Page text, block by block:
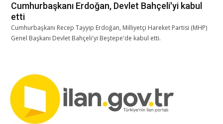
Cumhurbaşkanı Erdoğan, Devlet Bahçeli'yi kabul
etti
Cumhurbaşkanı Recep Tayyip Erdoğan, Milliyetçi Hareket Partisi (MHP)
Genel Başkanı Devlet Bahçeli'yi Beştepe'de kabul etti.